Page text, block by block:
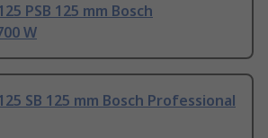
PSB 125 mm Bosch
W
SB 125 mm Bosch Professional